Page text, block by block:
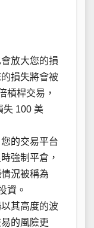
放大您的損
損失將會被
槓桿交易，
失 100 美
的交易平台
強制平倉，
況被稱為
資。
其高度的波
的風險更